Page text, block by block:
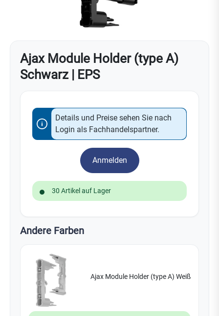
Ajax Module Holder (type A)
Schwarz | EPS
Details und Preise sehen Sie nach
Login als Fachhandelspartner.
Anmelden
30 Artikel auf Lager
Andere Farben
Ajax Module Holder (type A) Weiß